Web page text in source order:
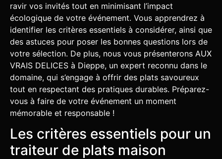
ravir vos invités tout en minimisant l’impact
écologique de votre événement. Vous apprendrez à
identifier les critères essentiels à considérer, ainsi que
des astuces pour poser les bonnes questions lors de
votre sélection. De plus, nous vous présenterons AUX
VRAIS DELICES à Dieppe, un expert reconnu dans le
domaine, qui s’engage à offrir des plats savoureux
tout en respectant des pratiques durables. Préparez-
vous à faire de votre événement un moment
mémorable et responsable !
Les critères essentiels pour un
traiteur de plats maison